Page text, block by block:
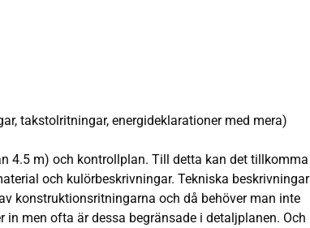
takstolritningar, energideklarationer med mera)
4.5 m) och kontrollplan. Till detta kan det tillkomma
och kulörbeskrivningar. Tekniska beskrivningar
konstruktionsritningarna och då behöver man inte
men ofta är dessa begränsade i detaljplanen. Och